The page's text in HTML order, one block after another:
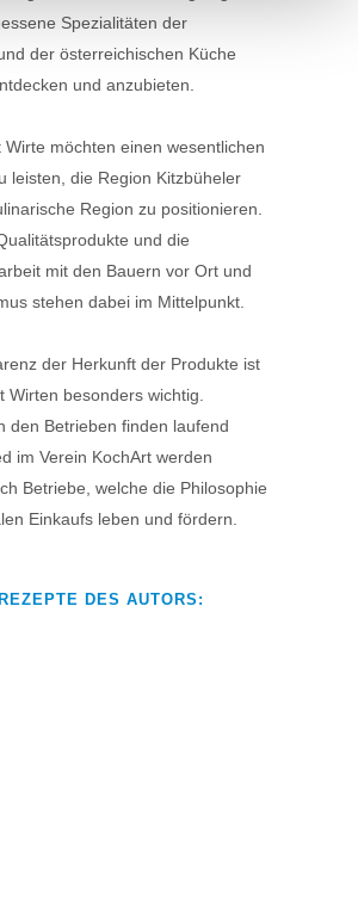
Spezialitäten der
der österreichischen Küche
und anzubieten.
Wirte möchten einen wesentlichen
leisten, die Region Kitzbüheler
Region zu positionieren.
und die
mit den Bauern vor Ort und
stehen dabei im Mittelpunkt.
der Herkunft der Produkte ist
Wirten besonders wichtig.
den Betrieben finden laufend
im Verein KochArt werden
Betriebe, welche die Philosophie
Einkaufs leben und fördern.
DES AUTORS: